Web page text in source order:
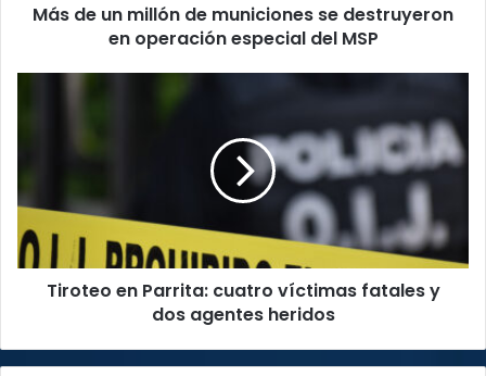
operación
Más de un millón de municiones se destruyeron
en operación especial del MSP
fatales
dos
agentes
heridosTiroteo en Parrita: cuatro víctimas fatales y
dos agentes heridos